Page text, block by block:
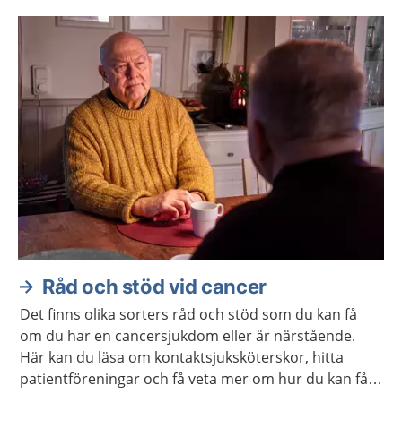
Råd och stöd vid cancer
Det finns olika sorters råd och stöd som du kan få
om du har en cancersjukdom eller är närstående.
Här kan du läsa om kontaktsjuksköterskor, hitta
patientföreningar och få veta mer om hur du kan få